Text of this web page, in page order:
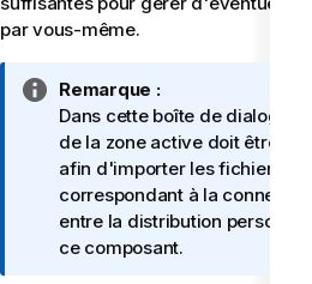
par vous-même.
N
o
t
e
I
n
f
Remarque :
Dans cette boîte de dialogue,
de la zone active doit être
afin d'importer les fichiers .jar
correspondant à la
entre la distribution
ce composant.